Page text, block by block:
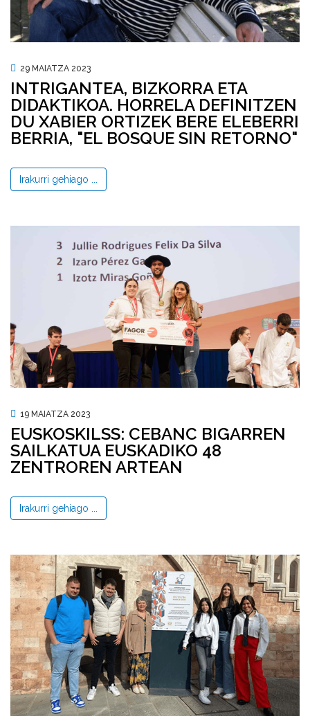
29 MAIATZA 2023
INTRIGANTEA, BIZKORRA ETA
DIDAKTIKOA. HORRELA DEFINITZEN
DU XABIER ORTIZEK BERE ELEBERRI
BERRIA, "EL BOSQUE SIN RETORNO"
Irakurri gehiago ...
19 MAIATZA 2023
EUSKOSKILSS: CEBANC BIGARREN
SAILKATUA EUSKADIKO 48
ZENTROREN ARTEAN
Irakurri gehiago ...